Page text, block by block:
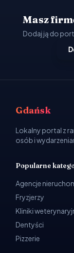
Masz
Dodaj ją do
Gdańsk
Lokalny portal z
osób i
Popularne
Agencje
Fryzjerzy
Kliniki
Dentyści
Pizzerie